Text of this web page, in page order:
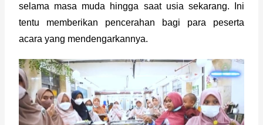
selama masa muda hingga saat usia sekarang. Ini
tentu memberikan pencerahan bagi para peserta
acara yang mendengarkannya.